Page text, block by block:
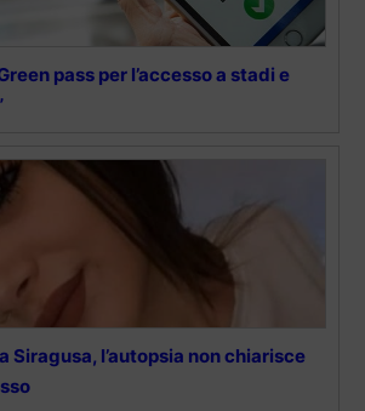
pass per l’accesso a stadi e
Siragusa, l’autopsia non chiarisce